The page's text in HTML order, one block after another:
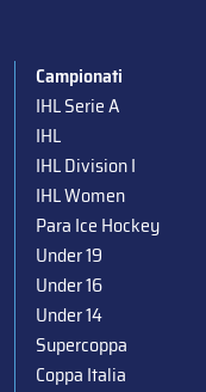
Campionati
IHL Serie A
IHL
IHL Division I
IHL Women
Para Ice Hockey
Under 19
Under 16
Under 14
Supercoppa
Coppa Italia